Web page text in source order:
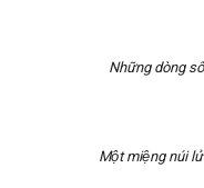
Những dòng
Một miệng núi